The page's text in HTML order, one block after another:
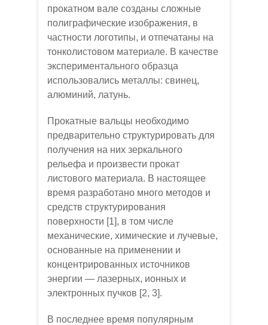
прокатном вале созданы сложные
полиграфические изображения, в
частности логотипы, и отпечатаны на
тонколистовом материале. В качестве
экспериментального образца
использовались металлы: свинец,
алюминий, латунь.
Прокатные вальцы необходимо
предварительно структурировать для
получения на них зеркального
рельефа и произвести прокат
листового материала. В настоящее
время разработано много методов и
средств структурирования
поверхности [1], в том числе
механические, химические и лучевые,
основанные на применении и
концентрированных источников
энергии — лазерных, ионных и
электронных пучков [2, 3].
В последнее время популярным